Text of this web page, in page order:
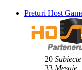
Preturi Host
20 Subiecte